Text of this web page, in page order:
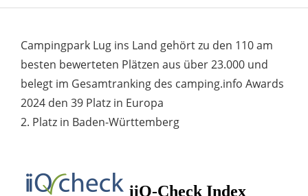
Campingpark Lug ins Land gehört zu den 110 am
besten bewerteten Plätzen aus über 23.000 und
belegt im Gesamtranking des camping.info Awards
2024 den 39 Platz in Europa
2. Platz in Baden-Württemberg